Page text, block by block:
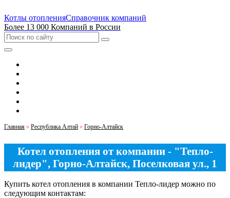
Котлы отопленияСправочник компаний
Более 13 000 Компаний в России
Главная » Республика Алтай » Горно-Алтайск
Котел отопления от компании - "Тепло-
лидер", Горно-Алтайск, Поселковая ул., 1
Купить котел отопления в компании Тепло-лидер можно по
следующим контактам: